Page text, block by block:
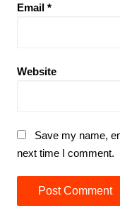
Email *
Website
Save my name,
next time I comment.